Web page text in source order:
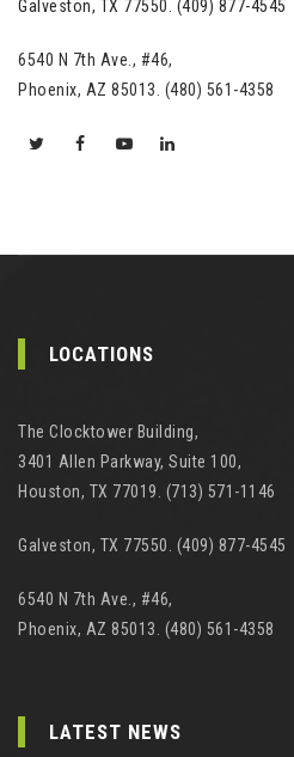
Galveston, TX 77550. (409) 877-4545
6540 N 7th Ave., #46,
Phoenix, AZ 85013. (480) 561-4358
LOCATIONS
The Clocktower Building,
3401 Allen Parkway, Suite 100,
Houston, TX 77019. (713) 571-1146
Galveston, TX 77550. (409) 877-4545
6540 N 7th Ave., #46,
Phoenix, AZ 85013. (480) 561-4358
LATEST NEWS